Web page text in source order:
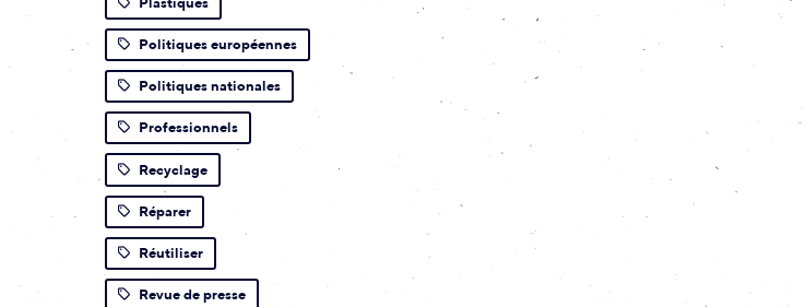
Politiques européennes
Politiques nationales
Professionnels
Recyclage
Réparer
Réutiliser
Revue de presse